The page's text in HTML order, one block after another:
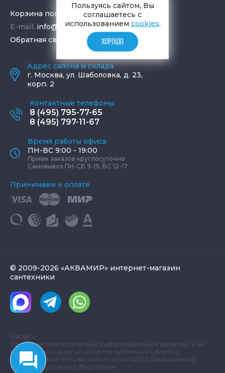
Корзина покупок
E-mail: info@aquamir.ru
Обратная связь
Адрес салона и склада
г. Москва, ул. Шаболовка, д. 23,
корп. 2
Контактные телефоны
8 (495) 795-77-65
8 (495) 797-11-67
Время работы офиса
ПН-ВС 9:00 - 19:00
Прием заказов круглосуточно
Самовывоз ПН-СБ 9-19, ВС 12-17
Принимаем к оплате
© 2009-2026 «АКВАМИР» интернет-магазин
сантехники
0.8745 с.
Сайт носит исключительно информационный характер, и ни
при каких условиях не является публичной офертой,
определяемой положениями статьи 437(2) Гражданского
кодекса Российской Федерации.
Пользуясь сайтом, Вы
соглашаетесь с
использованием cookies.
ХОРОШО